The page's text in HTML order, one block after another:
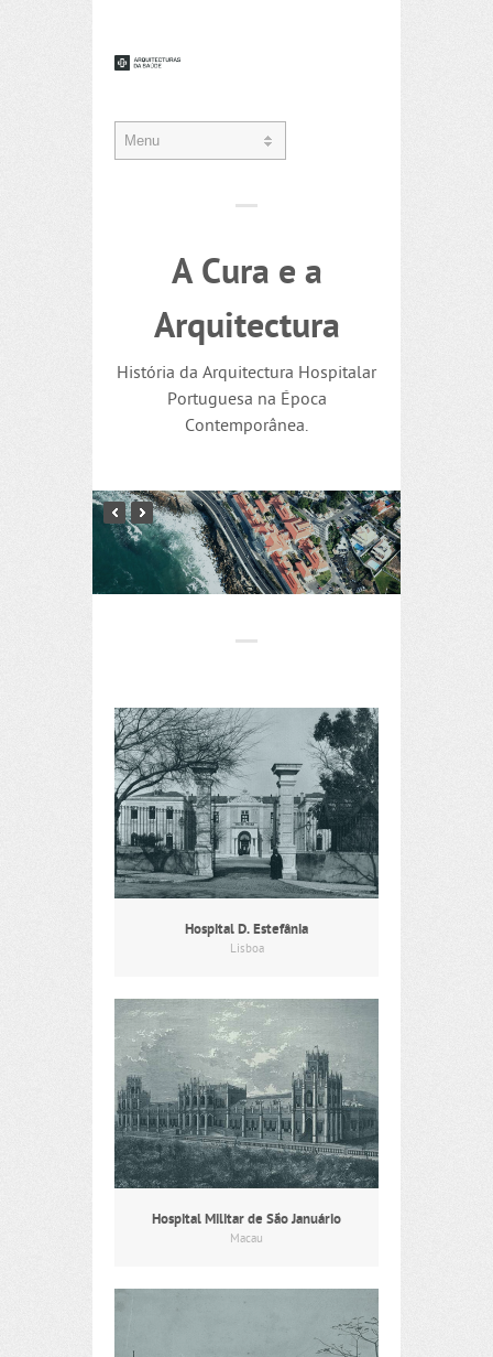
A Cura e a
Arquitectura
História da Arquitectura Hospitalar
Portuguesa na Época
Contemporânea.
Hospital D. Estefânia
Lisboa
Hospital Militar de São Januário
Macau